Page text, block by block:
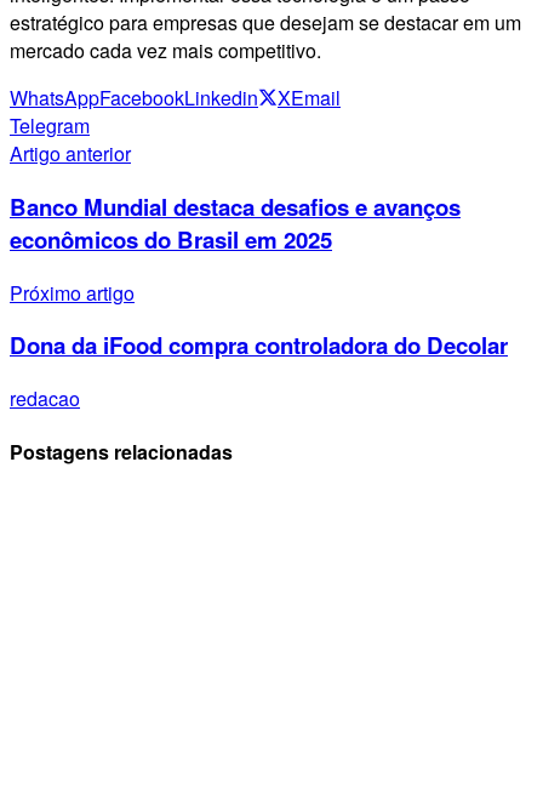
estratégico para empresas que desejam se destacar em um
mercado cada vez mais competitivo.
WhatsAppFacebookLinkedin XEmail
Telegram
Artigo anterior
Banco Mundial destaca desafios e avanços
econômicos do Brasil em 2025
Próximo artigo
Dona da iFood compra controladora do Decolar
redacao
Postagens relacionadas